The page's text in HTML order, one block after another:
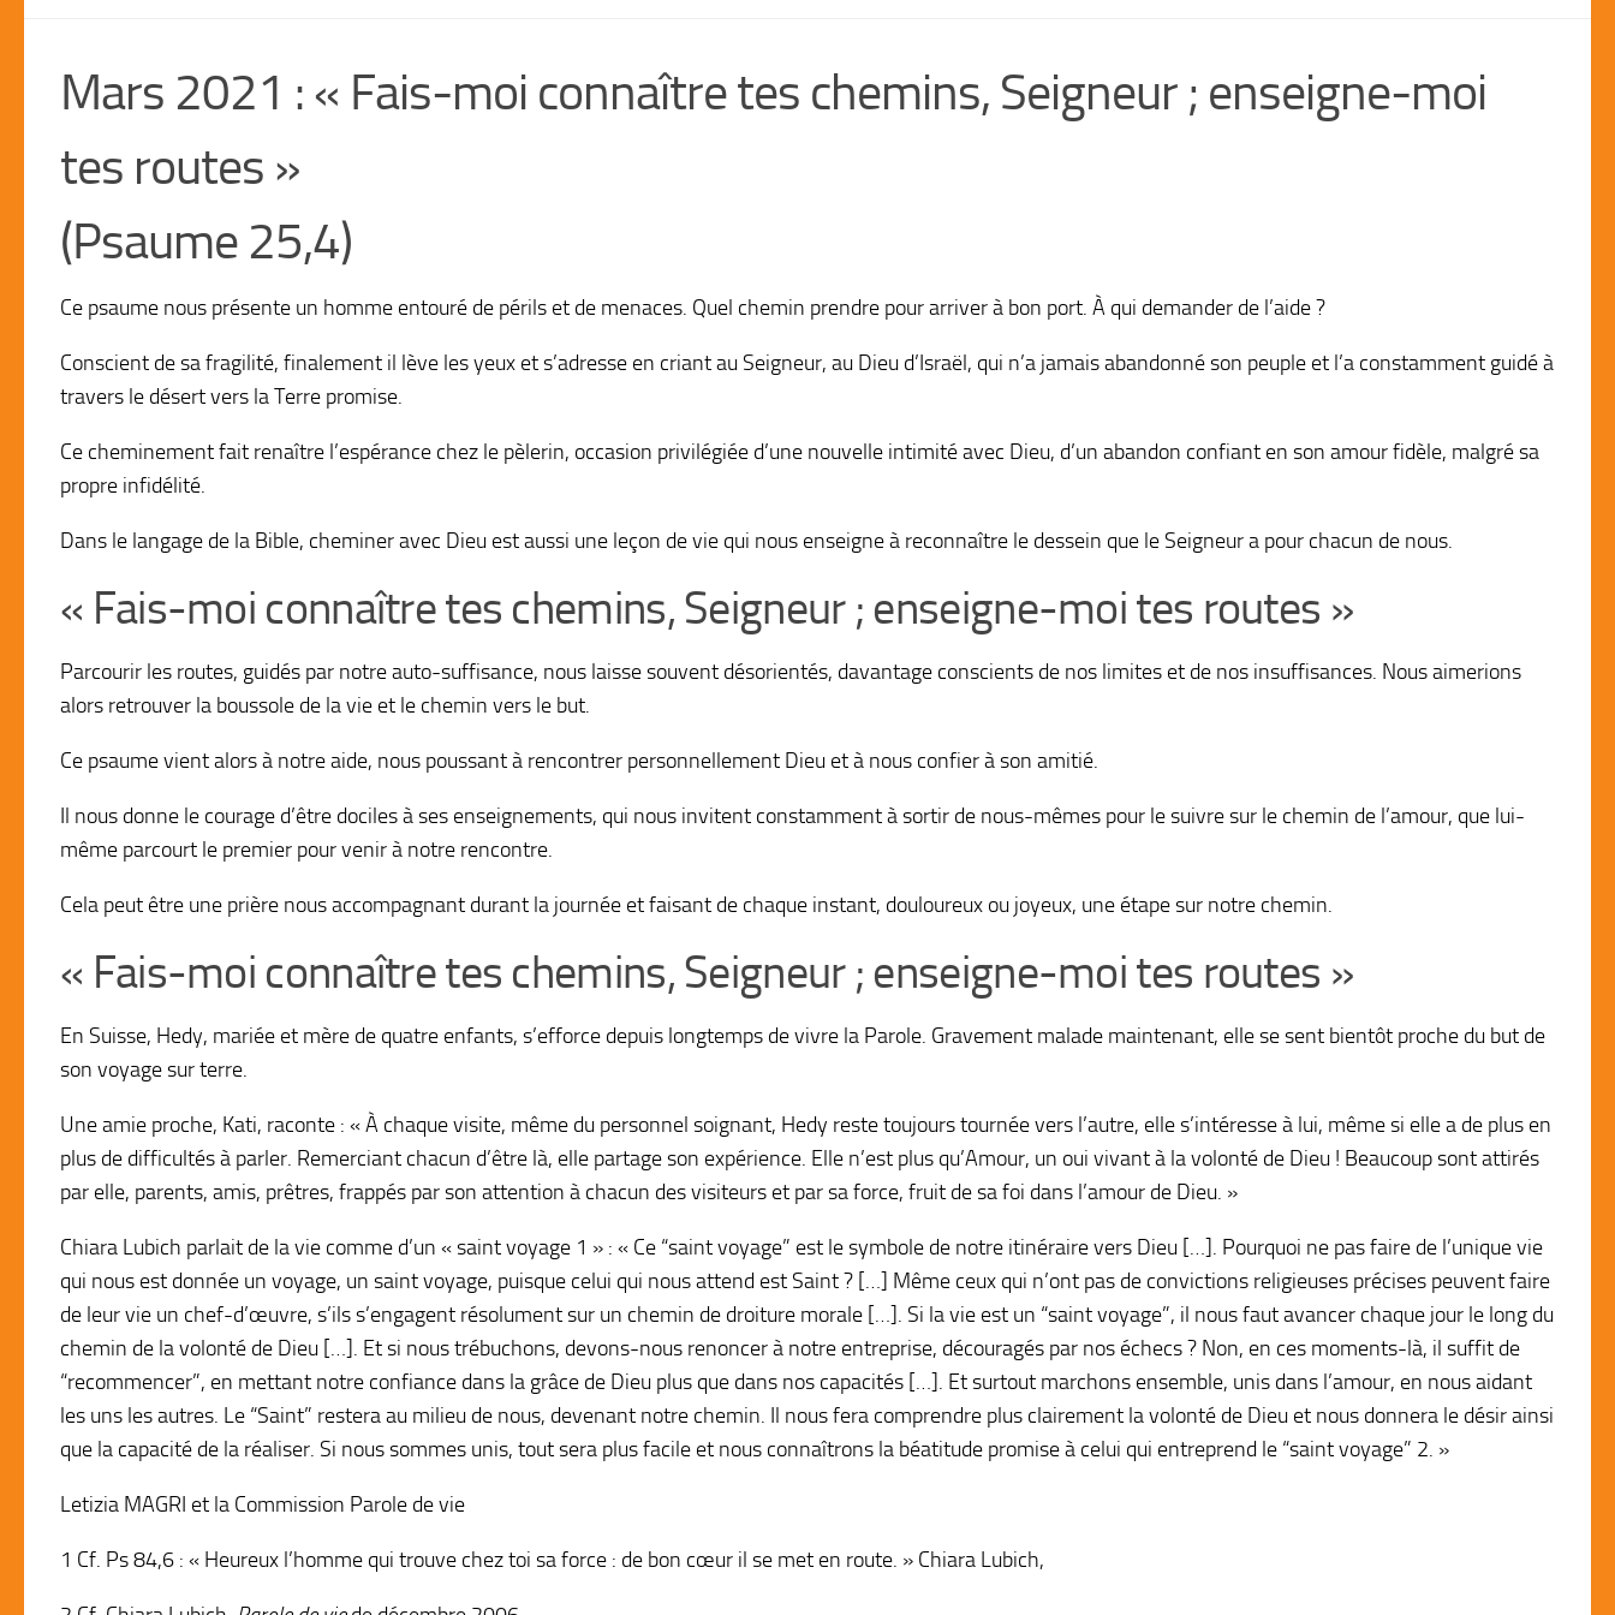
Mars 2021 : « Fais-moi connaître tes chemins, Seigneur ; enseigne-moi
tes routes »
(Psaume 25,4)
Ce psaume nous présente un homme entouré de périls et de menaces. Quel chemin prendre pour arriver à bon port. À qui demander de l’aide ?
Conscient de sa fragilité, finalement il lève les yeux et s’adresse en criant au Seigneur, au Dieu d’Israël, qui n’a jamais abandonné son peuple et l’a constamment guidé à
travers le désert vers la Terre promise.
Ce cheminement fait renaître l’espérance chez le pèlerin, occasion privilégiée d’une nouvelle intimité avec Dieu, d’un abandon confiant en son amour fidèle, malgré sa
propre infidélité.
Dans le langage de la Bible, cheminer avec Dieu est aussi une leçon de vie qui nous enseigne à reconnaître le dessein que le Seigneur a pour chacun de nous.
« Fais-moi connaître tes chemins, Seigneur ; enseigne-moi tes routes »
Parcourir les routes, guidés par notre auto-suffisance, nous laisse souvent désorientés, davantage conscients de nos limites et de nos insuffisances. Nous aimerions
alors retrouver la boussole de la vie et le chemin vers le but.
Ce psaume vient alors à notre aide, nous poussant à rencontrer personnellement Dieu et à nous confier à son amitié.
Il nous donne le courage d’être dociles à ses enseignements, qui nous invitent constamment à sortir de nous-mêmes pour le suivre sur le chemin de l’amour, que lui-
même parcourt le premier pour venir à notre rencontre.
Cela peut être une prière nous accompagnant durant la journée et faisant de chaque instant, douloureux ou joyeux, une étape sur notre chemin.
« Fais-moi connaître tes chemins, Seigneur ; enseigne-moi tes routes »
En Suisse, Hedy, mariée et mère de quatre enfants, s’efforce depuis longtemps de vivre la Parole. Gravement malade maintenant, elle se sent bientôt proche du but de
son voyage sur terre.
Une amie proche, Kati, raconte : « À chaque visite, même du personnel soignant, Hedy reste toujours tournée vers l’autre, elle s’intéresse à lui, même si elle a de plus en
plus de difficultés à parler. Remerciant chacun d’être là, elle partage son expérience. Elle n’est plus qu’Amour, un oui vivant à la volonté de Dieu ! Beaucoup sont attirés
par elle, parents, amis, prêtres, frappés par son attention à chacun des visiteurs et par sa force, fruit de sa foi dans l’amour de Dieu. »
Chiara Lubich parlait de la vie comme d’un « saint voyage 1 » : « Ce “saint voyage” est le symbole de notre itinéraire vers Dieu […]. Pourquoi ne pas faire de l’unique vie
qui nous est donnée un voyage, un saint voyage, puisque celui qui nous attend est Saint ? […] Même ceux qui n’ont pas de convictions religieuses précises peuvent faire
de leur vie un chef-d’œuvre, s’ils s’engagent résolument sur un chemin de droiture morale […]. Si la vie est un “saint voyage”, il nous faut avancer chaque jour le long du
chemin de la volonté de Dieu […]. Et si nous trébuchons, devons-nous renoncer à notre entreprise, découragés par nos échecs ? Non, en ces moments-là, il suffit de
“recommencer”, en mettant notre confiance dans la grâce de Dieu plus que dans nos capacités […]. Et surtout marchons ensemble, unis dans l’amour, en nous aidant
les uns les autres. Le “Saint” restera au milieu de nous, devenant notre chemin. Il nous fera comprendre plus clairement la volonté de Dieu et nous donnera le désir ainsi
que la capacité de la réaliser. Si nous sommes unis, tout sera plus facile et nous connaîtrons la béatitude promise à celui qui entreprend le “saint voyage” 2. »
Letizia MAGRI et la Commission Parole de vie
1 Cf. Ps 84,6 : « Heureux l’homme qui trouve chez toi sa force : de bon cœur il se met en route. » Chiara Lubich,